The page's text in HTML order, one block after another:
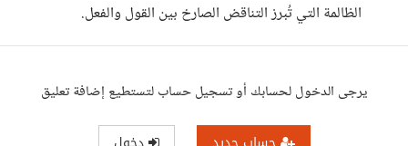
الظالمة التي تُبرز التناقض الصارخ بين القول والفعل.
يرجى الدخول لحسابك أو تسجيل حساب لتستطيع إضافة تعليق